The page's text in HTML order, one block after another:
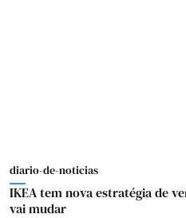
diario-de-noticias
IKEA tem nova estratégia de
vai mudar